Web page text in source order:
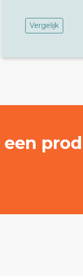
Vergelijk